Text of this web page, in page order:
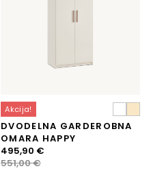
Akcija!
DVODELNA GARDEROBNA
OMARA HAPPY
551,00€
Izvirna
cena
495,90 €
Trenutna
cena